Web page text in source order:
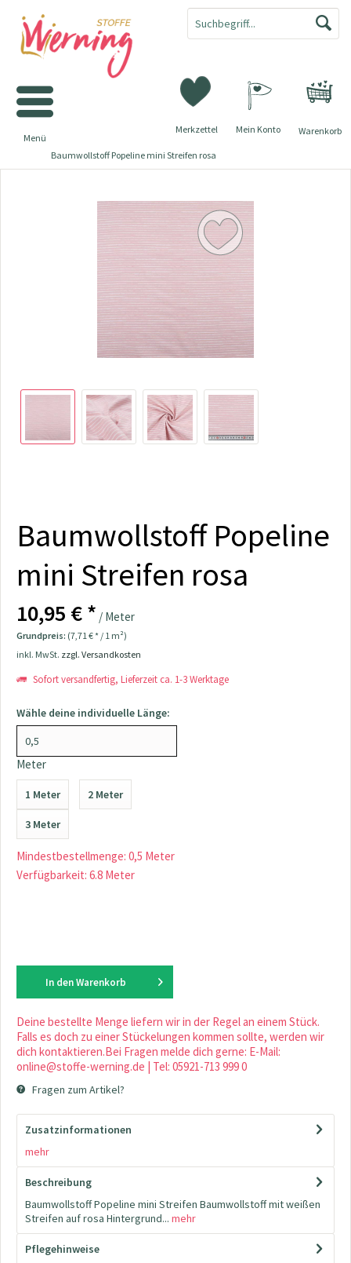
Warenkorb
Merkzettel Mein Konto
Menü
Baumwollstoff Popeline mini Streifen rosa
Baumwollstoff Popeline
mini Streifen rosa
10,95 € * / Meter
Grundpreis: (7,71 € * / 1 m²)
inkl. MwSt. zzgl. Versandkosten
Sofort versandfertig, Lieferzeit ca. 1-3 Werktage
Wähle deine individuelle Länge:
Meter
1 Meter 2 Meter
3 Meter
Mindestbestellmenge: 0,5 Meter
Verfügbarkeit: 6.8 Meter
In den Warenkorb
Deine bestellte Menge liefern wir in der Regel an einem Stück.
Falls es doch zu einer Stückelungen kommen sollte, werden wir
dich kontaktieren.Bei Fragen melde dich gerne: E-Mail:
online@stoffe-werning.de | Tel: 05921-713 999 0
Fragen zum Artikel?
Zusatzinformationen
mehr
Beschreibung
Baumwollstoff Popeline mini Streifen Baumwollstoff mit weißen
Streifen auf rosa Hintergrund... mehr
Pflegehinweise